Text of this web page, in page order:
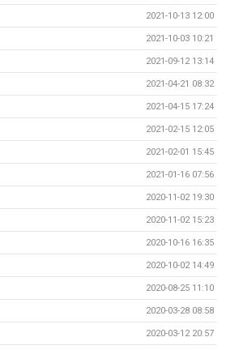
2021-10-13 12:00
2021-10-03 10:21
2021-09-12 13:14
2021-04-21 08:32
2021-04-15 17:24
2021-02-15 12:05
2021-02-01 15:45
2021-01-16 07:56
2020-11-02 19:30
2020-11-02 15:23
2020-10-16 16:35
2020-10-02 14:49
2020-08-25 11:10
2020-03-28 08:58
2020-03-12 20:57